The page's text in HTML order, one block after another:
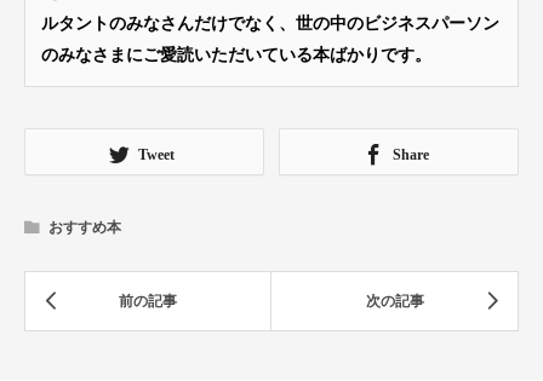
ルタントのみなさんだけでなく、世の中のビジネスパーソン
のみなさまにご愛読いただいている本ばかりです。
Tweet Share
おすすめ本